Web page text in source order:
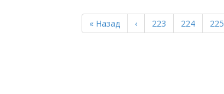
Перша
сторінка
« Назад
Попередня
сторінка
‹ Page
223 Page
224 Page
225